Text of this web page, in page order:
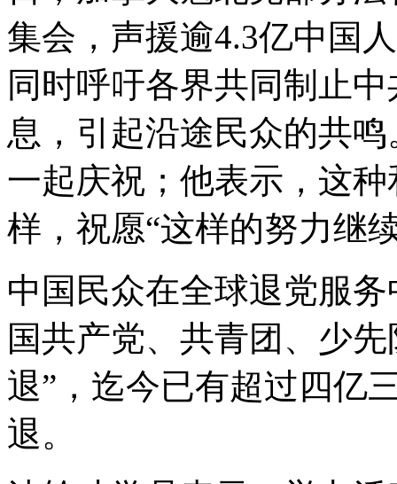
集会，声援逾4.3亿中国
同时呼吁各界共同制止
息，引起沿途民众的共
一起庆祝；他表示，这
样，祝愿“这样的努力继
中国民众在全球退党服
国共产党、共青团、少
退”，迄今已有超过四亿
退。